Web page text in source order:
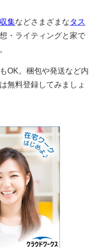
集などさまざまなタス
・ライティングと家で
OK。梱包や発送など内
無料登録してみましょ